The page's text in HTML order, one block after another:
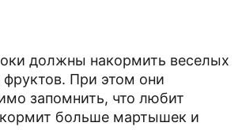
должны накормить веселых
При этом они
запомнить, что любит
больше мартышек и